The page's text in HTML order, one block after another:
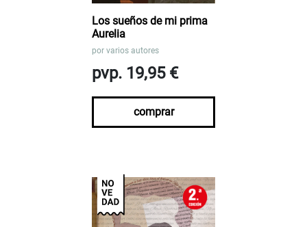
Los sueños de mi prima
Aurelia
por varios autores
pvp. 19,95 €
comprar